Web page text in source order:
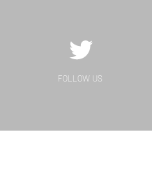
FOLLOW US